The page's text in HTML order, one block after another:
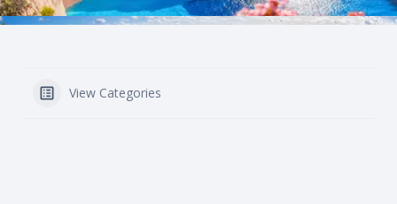
View Categories